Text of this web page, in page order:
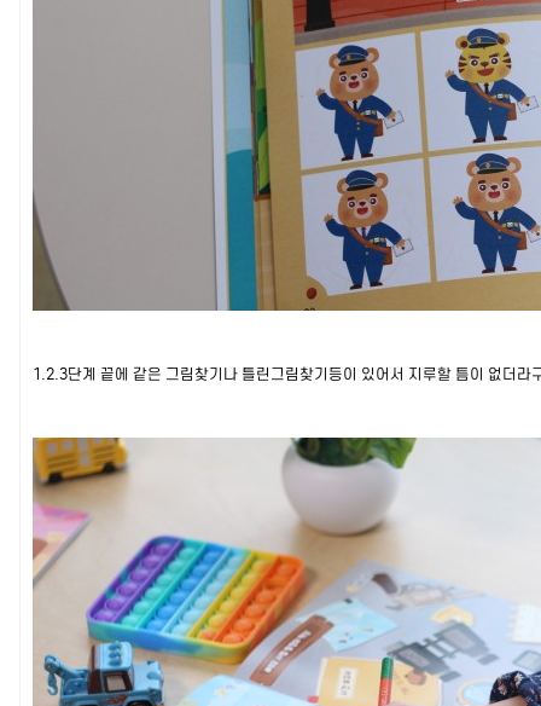
1.2.3단계 끝에 같은 그림찾기나 틀린그림찾기등이 있어서 지루할 틈이 없더라